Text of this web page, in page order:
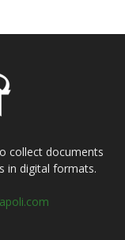
collect documents
in digital formats.